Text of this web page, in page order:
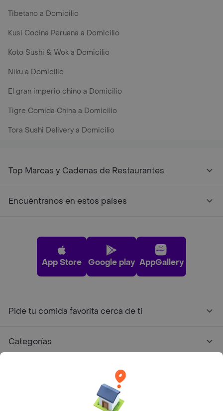
Tibetano a Domicilio
Kusi Cocina Peruana a Domicilio
Koto Sushi & Wok a Domicilio
Niku a Domicilio
El gran imperio chino a Domicilio
Tigre Comida China a Domicilio
Tora Sushi Delivery a Domicilio
Top Marcas y Cadenas de Restaurantes
Encuéntranos en estos países
App Store Google play AppGallery
Pide tu comida favorita cerca de ti
Categorías